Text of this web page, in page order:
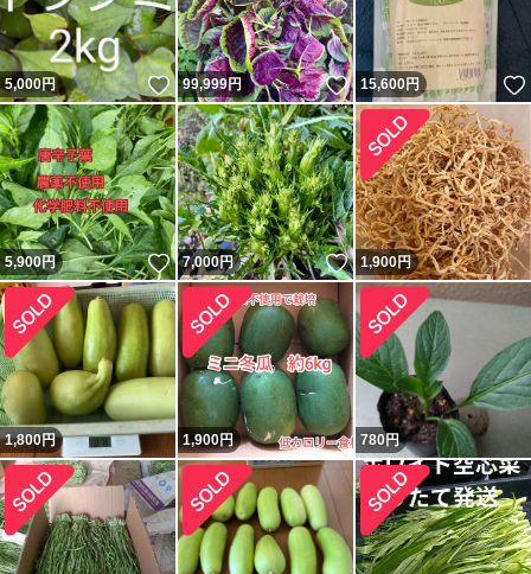
5,000円 いいね！
99,999円 いいね！
15,600円
5,900円 いいね！
7,000円 いいね！
1,900円
1,800円 1,900円 780円